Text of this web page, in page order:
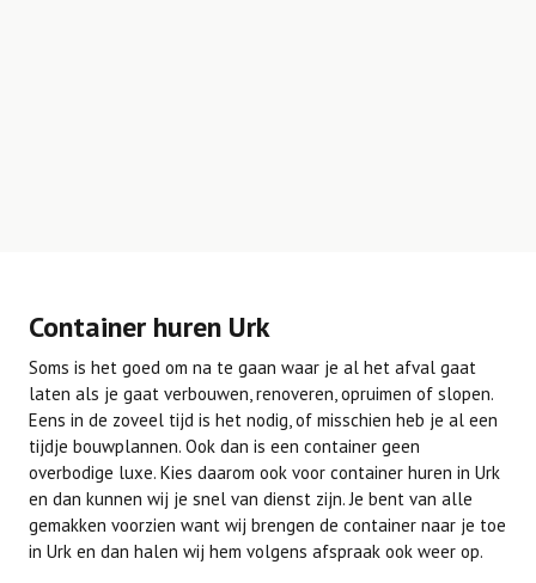
Container huren Urk
Soms is het goed om na te gaan waar je al het afval gaat
laten als je gaat verbouwen, renoveren, opruimen of slopen.
Eens in de zoveel tijd is het nodig, of misschien heb je al een
tijdje bouwplannen. Ook dan is een container geen
overbodige luxe. Kies daarom ook voor container huren in Urk
en dan kunnen wij je snel van dienst zijn. Je bent van alle
gemakken voorzien want wij brengen de container naar je toe
in Urk en dan halen wij hem volgens afspraak ook weer op.